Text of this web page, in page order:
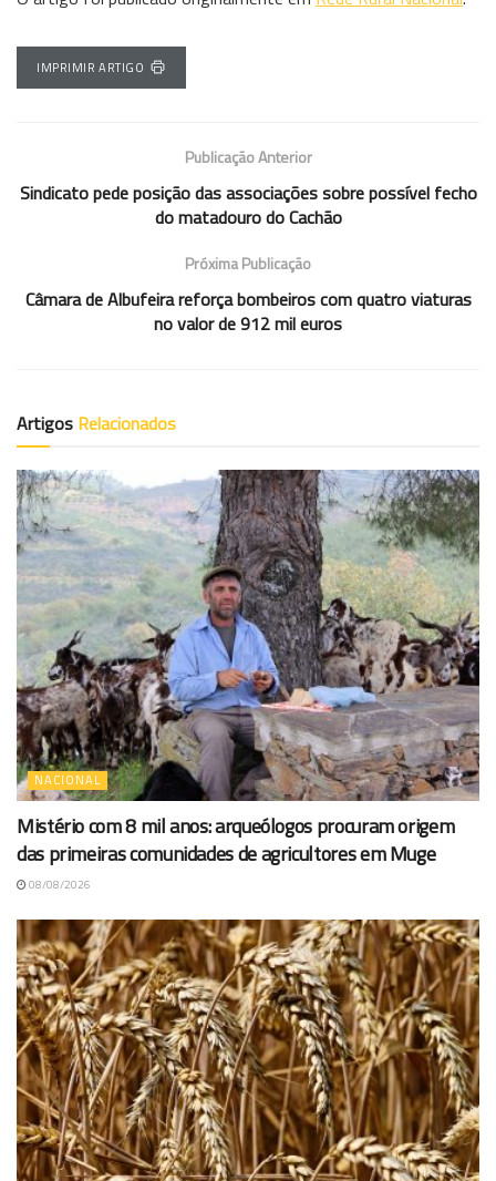
IMPRIMIR ARTIGO
Publicação Anterior
Sindicato pede posição das associações sobre possível fecho
do matadouro do Cachão
Próxima Publicação
Câmara de Albufeira reforça bombeiros com quatro viaturas
no valor de 912 mil euros
Artigos Relacionados
NACIONAL
Mistério com 8 mil anos: arqueólogos procuram origem
das primeiras comunidades de agricultores em Muge
08/08/2026